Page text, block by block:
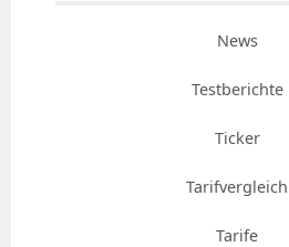
News
Testberichte
Ticker
Tarifvergleich
Tarife